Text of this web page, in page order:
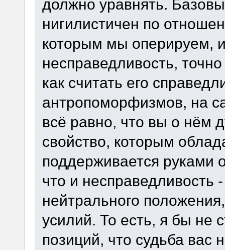
должно уравнять.
нигилистичен по
которым мы оперируем,
несправедливость,
как считать его
антропоморфизмов, на
всё равно, что вы о нём
свойство, которым
поддерживается руками
что и несправедливость
нейтрального
усилий. То есть, я бы не
позиций, что судьба вас